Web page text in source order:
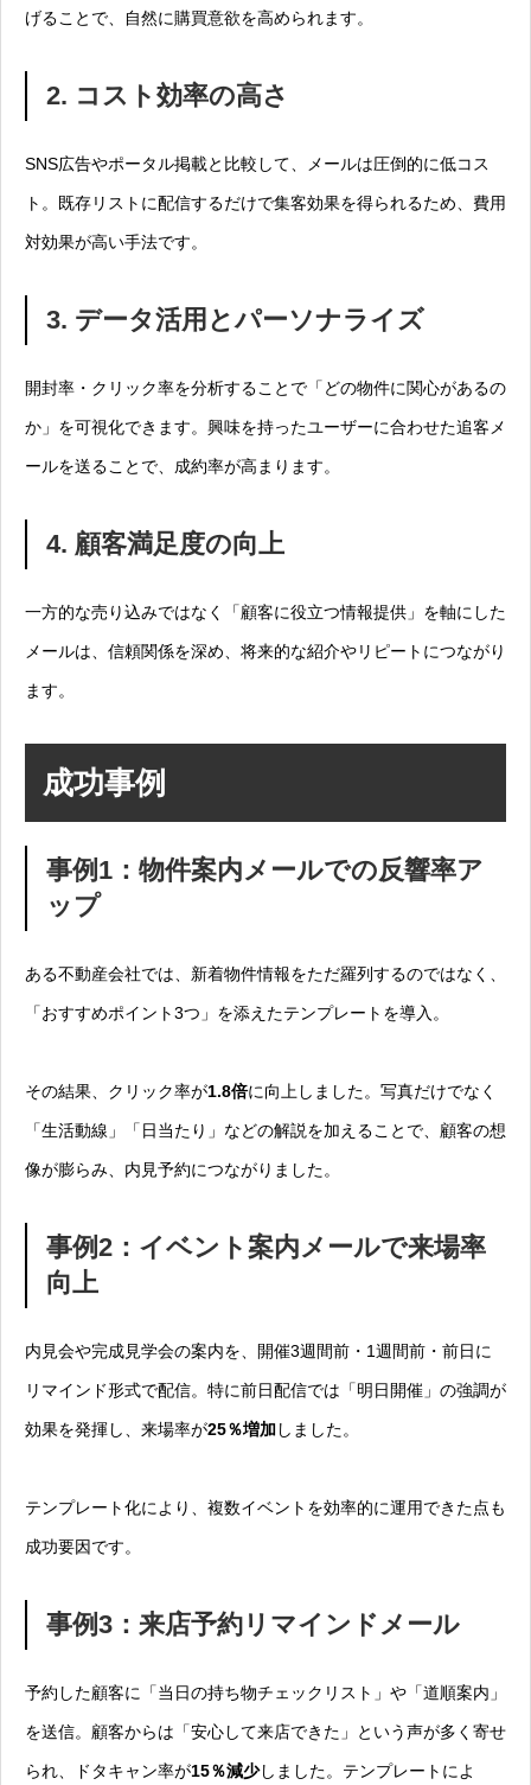
げることで、自然に購買意欲を高められます。
2. コスト効率の高さ
SNS広告やポータル掲載と比較して、メールは圧倒的に低コス
ト。既存リストに配信するだけで集客効果を得られるため、費用
対効果が高い手法です。
3. データ活用とパーソナライズ
開封率・クリック率を分析することで「どの物件に関心があるの
か」を可視化できます。興味を持ったユーザーに合わせた追客メ
ールを送ることで、成約率が高まります。
4. 顧客満足度の向上
一方的な売り込みではなく「顧客に役立つ情報提供」を軸にした
メールは、信頼関係を深め、将来的な紹介やリピートにつながり
ます。
成功事例
事例1：物件案内メールでの反響率ア
ップ
ある不動産会社では、新着物件情報をただ羅列するのではなく、
「おすすめポイント3つ」を添えたテンプレートを導入。
その結果、クリック率が1.8倍に向上しました。写真だけでなく
「生活動線」「日当たり」などの解説を加えることで、顧客の想
像が膨らみ、内見予約につながりました。
事例2：イベント案内メールで来場率
向上
内見会や完成見学会の案内を、開催3週間前・1週間前・前日に
リマインド形式で配信。特に前日配信では「明日開催」の強調が
効果を発揮し、来場率が25％増加しました。
テンプレート化により、複数イベントを効率的に運用できた点も
成功要因です。
事例3：来店予約リマインドメール
予約した顧客に「当日の持ち物チェックリスト」や「道順案内」
を送信。顧客からは「安心して来店できた」という声が多く寄せ
られ、ドタキャン率が15％減少しました。テンプレートによ